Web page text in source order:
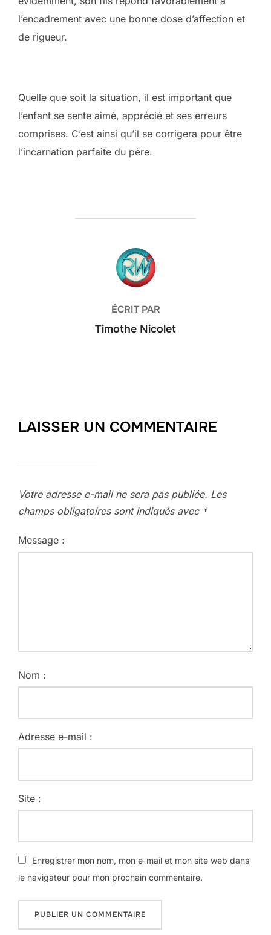
l’encadrement avec une bonne dose d’affection et
de rigueur.
Quelle que soit la situation, il est important que
l’enfant se sente aimé, apprécié et ses erreurs
comprises. C’est ainsi qu’il se corrigera pour être
l’incarnation parfaite du père.
AUTEUR DE LA PUBLICATION
ÉCRIT PAR
Timothe Nicolet
LAISSER UN COMMENTAIRE
Votre adresse e-mail ne sera pas publiée. Les
champs obligatoires sont indiqués avec *
Message :
Nom :
Adresse e-mail :
Site :
Enregistrer mon nom, mon e-mail et mon site web dans
le navigateur pour mon prochain commentaire.